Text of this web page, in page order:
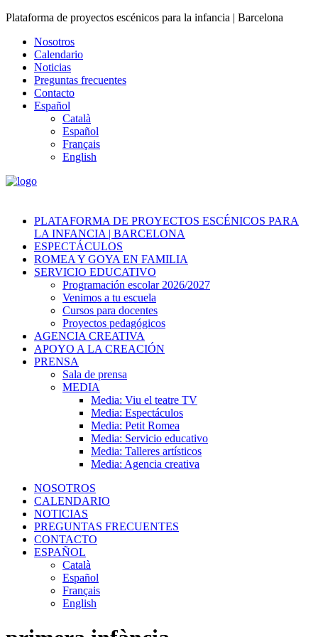
Plataforma de proyectos escénicos para la infancia | Barcelona
Nosotros
Calendario
Noticias
Preguntas frecuentes
Contacto
Español
Català
Español
Français
English
PLATAFORMA DE PROYECTOS ESCÉNICOS PARA
LA INFANCIA | BARCELONA
ESPECTÁCULOS
ROMEA Y GOYA EN FAMILIA
SERVICIO EDUCATIVO
Programación escolar 2026/2027
Venimos a tu escuela
Cursos para docentes
Proyectos pedagógicos
AGENCIA CREATIVA
APOYO A LA CREACIÓN
PRENSA
Sala de prensa
MEDIA
Media: Viu el teatre TV
Media: Espectáculos
Media: Petit Romea
Media: Servicio educativo
Media: Talleres artísticos
Media: Agencia creativa
NOSOTROS
CALENDARIO
NOTICIAS
PREGUNTAS FRECUENTES
CONTACTO
ESPAÑOL
Català
Español
Français
English